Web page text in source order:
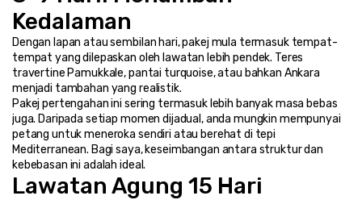
Kedalaman
Dengan lapan atau sembilan hari, pakej mula termasuk tempat-
tempat yang dilepaskan oleh lawatan lebih pendek. Teres
travertine Pamukkale, pantai turquoise, atau bahkan Ankara
menjadi tambahan yang realistik.
Pakej pertengahan ini sering termasuk lebih banyak masa bebas
juga. Daripada setiap momen dijadual, anda mungkin mempunyai
petang untuk meneroka sendiri atau berehat di tepi
Mediterranean. Bagi saya, keseimbangan antara struktur dan
kebebasan ini adalah ideal.
Lawatan Agung 15 Hari